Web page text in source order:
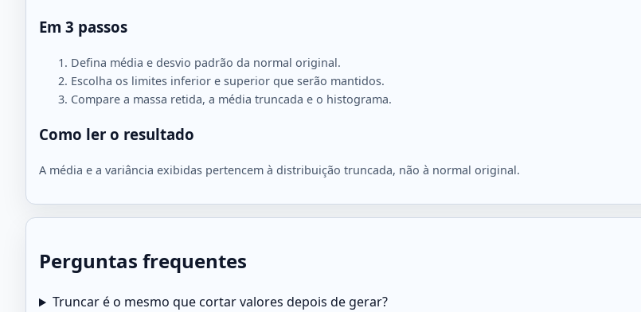
Em 3 passos
Defina média e desvio padrão da normal original.
Escolha os limites inferior e superior que serão mantidos.
Compare a massa retida, a média truncada e o histograma.
Como ler o resultado
A média e a variância exibidas pertencem à distribuição truncada, não à normal original.
Perguntas frequentes
Truncar é o mesmo que cortar valores depois de gerar?